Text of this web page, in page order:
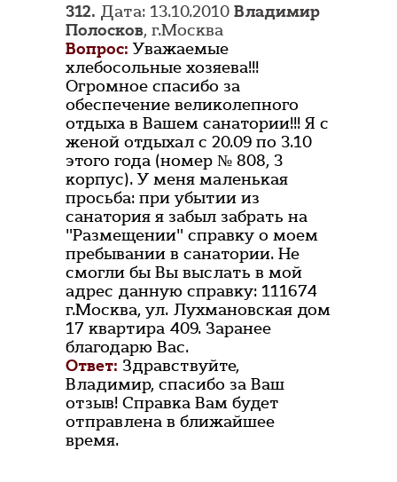
312. Дата: 13.10.2010 Владимир
Полосков, г.Москва
Вопрос: Уважаемые
хлебосольные хозяева!!!
Огромное спасибо за
обеспечение великолепного
отдыха в Вашем санатории!!! Я с
женой отдыхал с 20.09 по 3.10
этого года (номер № 808, 3
корпус). У меня маленькая
просьба: при убытии из
санатория я забыл забрать на
"Размещении" справку о моем
пребывании в санатории. Не
смогли бы Вы выслать в мой
адрес данную справку: 111674
г.Москва, ул. Лухмановская дом
17 квартира 409. Заранее
благодарю Вас.
Ответ: Здравствуйте,
Владимир, спасибо за Ваш
отзыв! Справка Вам будет
отправлена в ближайшее
время.